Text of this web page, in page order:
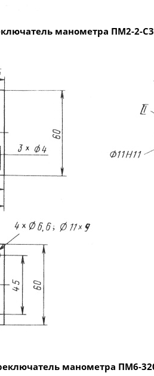
манометра ПМ2-2-
манометра ПМ6-